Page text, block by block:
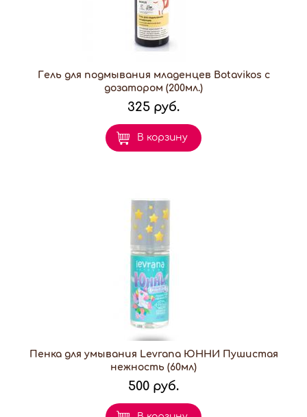
Гель для подмывания младенцев Botavikos с
дозатором (200мл.)
325 руб.
В корзину
Пенка для умывания Levrana ЮННИ Пушистая
нежность (60мл)
500 руб.